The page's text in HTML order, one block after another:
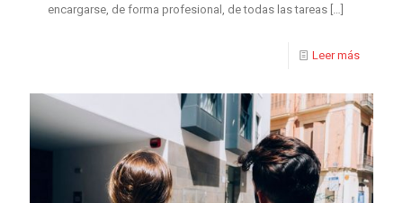
encargarse, de forma profesional, de todas las tareas
Leer más